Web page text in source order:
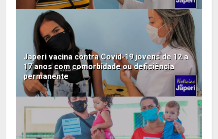
Japeri vacina contra Covid-19 jovens de 12 a
17 anos com comorbidade ou deficiência
permanente